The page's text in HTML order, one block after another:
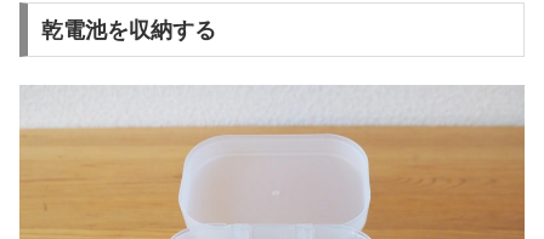
乾電池を収納する